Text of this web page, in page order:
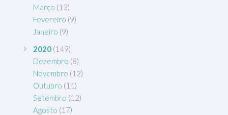
Março (13)
Fevereiro (9)
Janeiro (9)
2020 (149)
Dezembro (8)
Novembro (12)
Outubro (11)
Setembro (12)
Agosto (17)